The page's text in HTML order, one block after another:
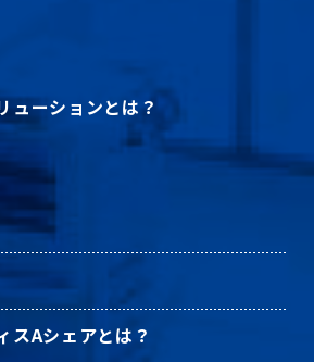
ューションとは？
スAシェアとは？